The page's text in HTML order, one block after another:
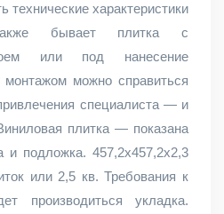
технические характеристики
бывает плитка с
или под нанесение
можно справиться
специалиста — и
плитка — показана
и подложка. 457,2х457,2х2,3
или 2,5 кв. Требования к
производиться укладка.